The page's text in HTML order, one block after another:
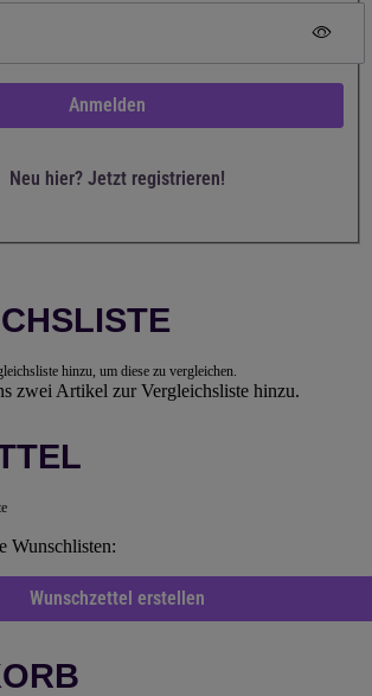
Anmelden
Neu hier? Jetzt registrieren!
hinzu, um diese zu vergleichen.
zwei Artikel zur Vergleichsliste hinzu.
Wunschlisten:
Wunschzettel erstellen